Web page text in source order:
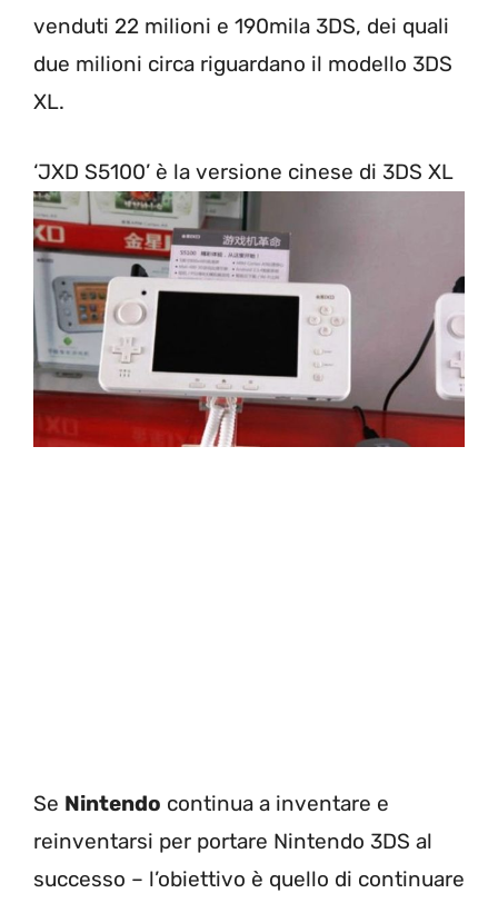
venduti 22 milioni e 190mila 3DS, dei quali
due milioni circa riguardano il modello 3DS
XL.
‘JXD S5100’ è la versione cinese di 3DS XL
Se Nintendo continua a inventare e
reinventarsi per portare Nintendo 3DS al
successo – l’obiettivo è quello di continuare